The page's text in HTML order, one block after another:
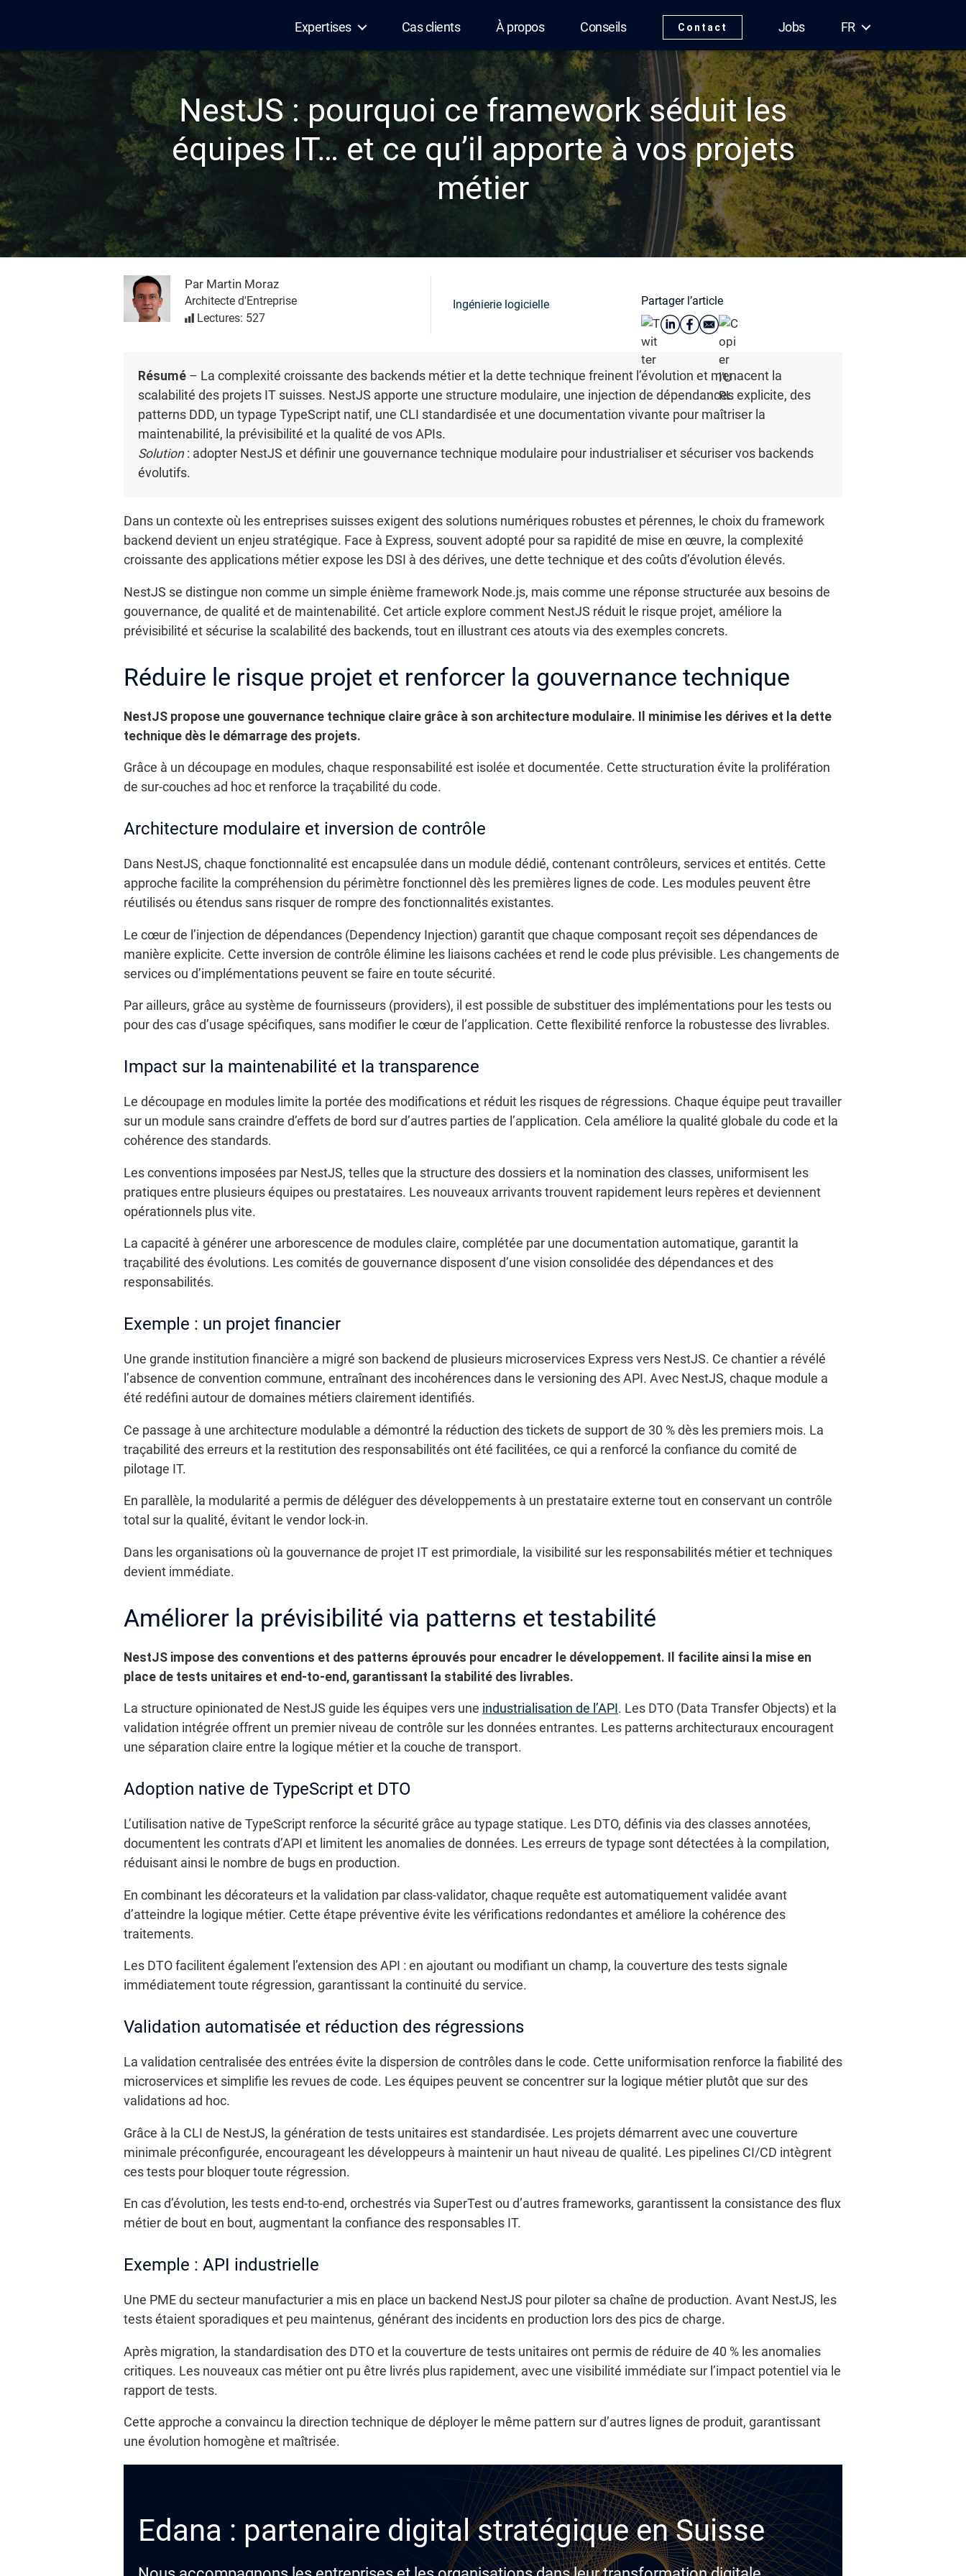
Expertises Cas clients À propos Conseils Contact Jobs FR
NestJS : pourquoi ce framework séduit les
équipes IT… et ce qu’il apporte à vos projets
métier
Par Martin Moraz
Architecte d'Entreprise
Lectures: 527
Ingénierie logicielle Partager l’article
Résumé – La complexité croissante des backends métier et la dette technique freinent l’évolution et menacent la
scalabilité des projets IT suisses. NestJS apporte une structure modulaire, une injection de dépendances explicite, des
patterns DDD, un typage TypeScript natif, une CLI standardisée et une documentation vivante pour maîtriser la
maintenabilité, la prévisibilité et la qualité de vos APIs.
Solution : adopter NestJS et définir une gouvernance technique modulaire pour industrialiser et sécuriser vos backends
évolutifs.
Dans un contexte où les entreprises suisses exigent des solutions numériques robustes et pérennes, le choix du framework
backend devient un enjeu stratégique. Face à Express, souvent adopté pour sa rapidité de mise en œuvre, la complexité
croissante des applications métier expose les DSI à des dérives, une dette technique et des coûts d’évolution élevés.
NestJS se distingue non comme un simple énième framework Node.js, mais comme une réponse structurée aux besoins de
gouvernance, de qualité et de maintenabilité. Cet article explore comment NestJS réduit le risque projet, améliore la
prévisibilité et sécurise la scalabilité des backends, tout en illustrant ces atouts via des exemples concrets.
Réduire le risque projet et renforcer la gouvernance technique
NestJS propose une gouvernance technique claire grâce à son architecture modulaire. Il minimise les dérives et la dette
technique dès le démarrage des projets.
Grâce à un découpage en modules, chaque responsabilité est isolée et documentée. Cette structuration évite la prolifération
de sur-couches ad hoc et renforce la traçabilité du code.
Architecture modulaire et inversion de contrôle
Dans NestJS, chaque fonctionnalité est encapsulée dans un module dédié, contenant contrôleurs, services et entités. Cette
approche facilite la compréhension du périmètre fonctionnel dès les premières lignes de code. Les modules peuvent être
réutilisés ou étendus sans risquer de rompre des fonctionnalités existantes.
Le cœur de l’injection de dépendances (Dependency Injection) garantit que chaque composant reçoit ses dépendances de
manière explicite. Cette inversion de contrôle élimine les liaisons cachées et rend le code plus prévisible. Les changements de
services ou d’implémentations peuvent se faire en toute sécurité.
Par ailleurs, grâce au système de fournisseurs (providers), il est possible de substituer des implémentations pour les tests ou
pour des cas d’usage spécifiques, sans modifier le cœur de l’application. Cette flexibilité renforce la robustesse des livrables.
Impact sur la maintenabilité et la transparence
Le découpage en modules limite la portée des modifications et réduit les risques de régressions. Chaque équipe peut travailler
sur un module sans craindre d’effets de bord sur d’autres parties de l’application. Cela améliore la qualité globale du code et la
cohérence des standards.
Les conventions imposées par NestJS, telles que la structure des dossiers et la nomination des classes, uniformisent les
pratiques entre plusieurs équipes ou prestataires. Les nouveaux arrivants trouvent rapidement leurs repères et deviennent
opérationnels plus vite.
La capacité à générer une arborescence de modules claire, complétée par une documentation automatique, garantit la
traçabilité des évolutions. Les comités de gouvernance disposent d’une vision consolidée des dépendances et des
responsabilités.
Exemple : un projet financier
Une grande institution financière a migré son backend de plusieurs microservices Express vers NestJS. Ce chantier a révélé
l’absence de convention commune, entraînant des incohérences dans le versioning des API. Avec NestJS, chaque module a
été redéfini autour de domaines métiers clairement identifiés.
Ce passage à une architecture modulable a démontré la réduction des tickets de support de 30 % dès les premiers mois. La
traçabilité des erreurs et la restitution des responsabilités ont été facilitées, ce qui a renforcé la confiance du comité de
pilotage IT.
En parallèle, la modularité a permis de déléguer des développements à un prestataire externe tout en conservant un contrôle
total sur la qualité, évitant le vendor lock-in.
Dans les organisations où la gouvernance de projet IT est primordiale, la visibilité sur les responsabilités métier et techniques
devient immédiate.
Améliorer la prévisibilité via patterns et testabilité
NestJS impose des conventions et des patterns éprouvés pour encadrer le développement. Il facilite ainsi la mise en
place de tests unitaires et end-to-end, garantissant la stabilité des livrables.
La structure opinionated de NestJS guide les équipes vers une industrialisation de l’API . Les DTO (Data Transfer Objects) et la
validation intégrée offrent un premier niveau de contrôle sur les données entrantes. Les patterns architecturaux encouragent
une séparation claire entre la logique métier et la couche de transport.
Adoption native de TypeScript et DTO
L’utilisation native de TypeScript renforce la sécurité grâce au typage statique. Les DTO, définis via des classes annotées,
documentent les contrats d’API et limitent les anomalies de données. Les erreurs de typage sont détectées à la compilation,
réduisant ainsi le nombre de bugs en production.
En combinant les décorateurs et la validation par class-validator, chaque requête est automatiquement validée avant
d’atteindre la logique métier. Cette étape préventive évite les vérifications redondantes et améliore la cohérence des
traitements.
Les DTO facilitent également l’extension des API : en ajoutant ou modifiant un champ, la couverture des tests signale
immédiatement toute régression, garantissant la continuité du service.
Validation automatisée et réduction des régressions
La validation centralisée des entrées évite la dispersion de contrôles dans le code. Cette uniformisation renforce la fiabilité des
microservices et simplifie les revues de code. Les équipes peuvent se concentrer sur la logique métier plutôt que sur des
validations ad hoc.
Grâce à la CLI de NestJS, la génération de tests unitaires est standardisée. Les projets démarrent avec une couverture
minimale préconfigurée, encourageant les développeurs à maintenir un haut niveau de qualité. Les pipelines CI/CD intègrent
ces tests pour bloquer toute régression.
En cas d’évolution, les tests end-to-end, orchestrés via SuperTest ou d’autres frameworks, garantissent la consistance des flux
métier de bout en bout, augmentant la confiance des responsables IT.
Exemple : API industrielle
Une PME du secteur manufacturier a mis en place un backend NestJS pour piloter sa chaîne de production. Avant NestJS, les
tests étaient sporadiques et peu maintenus, générant des incidents en production lors des pics de charge.
Après migration, la standardisation des DTO et la couverture de tests unitaires ont permis de réduire de 40 % les anomalies
critiques. Les nouveaux cas métier ont pu être livrés plus rapidement, avec une visibilité immédiate sur l’impact potentiel via le
rapport de tests.
Cette approche a convaincu la direction technique de déployer le même pattern sur d’autres lignes de produit, garantissant
une évolution homogène et maîtrisée.
Edana : partenaire digital stratégique en Suisse